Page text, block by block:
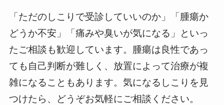
「ただのしこりで受診していいのか」「腫瘍か
どうか不安」「痛みや臭いが気になる」といっ
たご相談も歓迎しています。腫瘍は良性であっ
ても自己判断が難しく、放置によって治療が複
雑になることもあります。気になるしこりを見
つけたら、どうぞお気軽にご相談ください。